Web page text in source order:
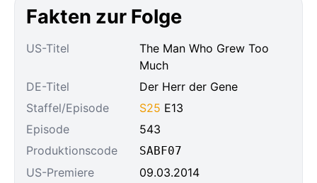
Fakten zur Folge
US-Titel
The Man Who Grew Too
Much
DE-Titel
Der Herr der Gene
Staffel/Episode
S25 E13
Episode
543
Produktionscode
SABF07
US-Premiere
09.03.2014